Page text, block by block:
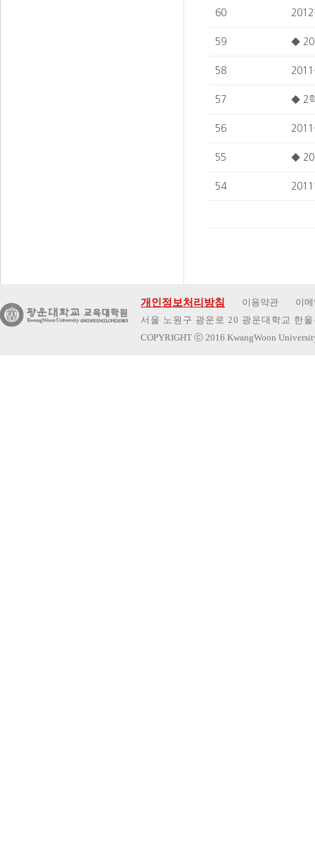
60 2012
59 ◆
58
57 ◆ 2
56
55 ◆
54 2011
개인정보처리방침 이용약관
이
서울 노원구 광운로 20 광운대학교 한
COPYRIGHT ⓒ 2016 KwangWoon